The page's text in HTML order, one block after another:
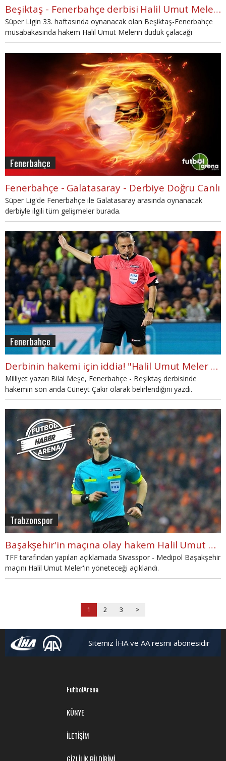
Beşiktaş - Fenerbahçe derbisi Halil Umut Meler'in
Süper Ligin 33. haftasında oynanacak olan Beşiktaş-Fenerbahçe
müsabakasında hakem Halil Umut Melerin düdük çalacağı
açıklandı. Trabzonspor - Konyaspor maçında Atilla Karaoğlan,
Başakşehir - Kayserispor mücadelesinde ise Ali Şansalan görev
Fenerbahçe
Fenerbahçe - Galatasaray - Derbiye Doğru Canlı
Süper Lig'de Fenerbahçe ile Galatasaray arasında oynanacak
derbiyle ilgili tüm gelişmeler burada.
Fenerbahçe
Derbinin hakemi için iddia! "Halil Umut Meler olacaktı"
Milliyet yazarı Bilal Meşe, Fenerbahçe - Beşiktaş derbisinde
hakemin son anda Cüneyt Çakır olarak belirlendiğini yazdı.
Trabzonspor
Başakşehir'in maçına olay hakem Halil Umut Meler atandı
TFF tarafından yapılan açıklamada Sivasspor - Medipol Başakşehir
maçını Halil Umut Meler'in yöneteceği açıklandı.
1 2 3 >
Sitemiz İHA ve AA resmi abonesidir
FutbolArena
KÜNYE
İLETİŞİM
GİZLİLİK BİLDİRİMİ